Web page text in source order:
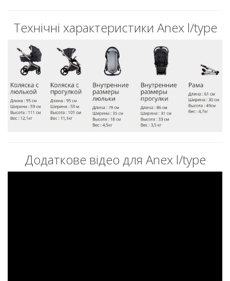
Технічні характеристики Anex l/type
Додаткове відео для Anex l/type